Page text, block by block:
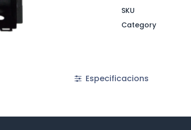
SKU
Category
Especificacions